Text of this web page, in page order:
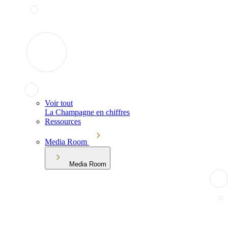
Voir tout
La Champagne en chiffres
Ressources
Media Room
Media Room